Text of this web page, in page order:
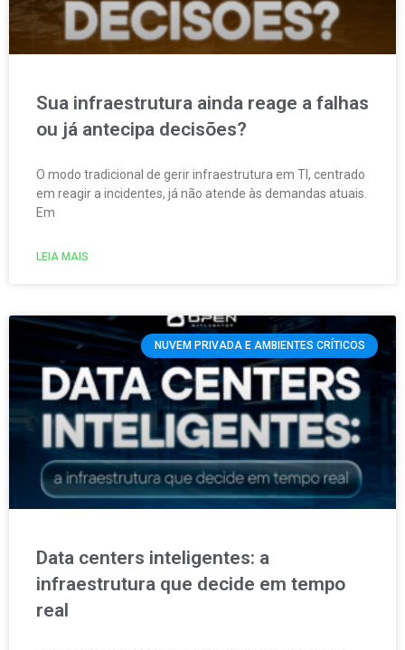
Sua infraestrutura ainda reage a falhas
ou já antecipa decisões?
O modo tradicional de gerir infraestrutura em TI, centrado
em reagir a incidentes, já não atende às demandas atuais.
Em
LEIA MAIS
NUVEM PRIVADA E AMBIENTES CRÍTICOS
Data centers inteligentes: a
infraestrutura que decide em tempo
real